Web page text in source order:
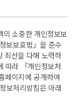
소중한 개인정보보
보보호법」을 준수
최선을 다해 노력하
따라 「개인정보처
페이지에 공개하여
보처리방침은 아래